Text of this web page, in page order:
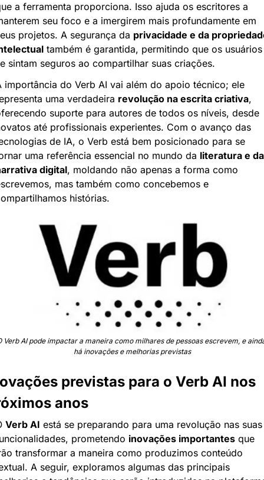
a ferramenta proporciona. Isso ajuda os escritores a
seu foco e a imergirem mais profundamente em
projetos. A segurança da privacidade e da
também é garantida, permitindo que os usuários
sintam seguros ao compartilhar suas criações.
importância do Verb AI vai além do apoio técnico; ele
uma verdadeira revolução na escrita criativa,
suporte para autores de todos os níveis, desde
até profissionais experientes. Com o avanço das
de IA, o Verb está bem posicionado para se
uma referência essencial no mundo da literatura e da
digital, moldando não apenas a forma como
mas também como concebemos e
histórias.
Verb AI pode impactar a maneira como milhares de pessoas escrevem, e
há inovações e melhorias previstas
previstas para o Verb AI nos
anos
Verb AI está se preparando para uma revolução nas suas
prometendo inovações importantes que
transformar a maneira como produzimos conteúdo
A seguir, exploramos algumas das principais